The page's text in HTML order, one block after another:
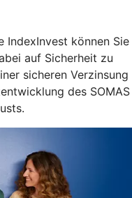
IndexInvest können Sie
auf Sicherheit zu
sicheren Verzinsung
des SOMAS